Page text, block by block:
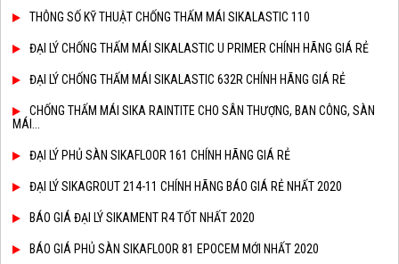
THÔNG SỐ KỸ THUẬT CHỐNG THẤM MÁI SIKALASTIC 110
ĐẠI LÝ CHỐNG THẤM MÁI SIKALASTIC U PRIMER CHÍNH HÃNG GIÁ RẺ
ĐẠI LÝ CHỐNG THẤM MÁI SIKALASTIC 632R CHÍNH HÃNG GIÁ RẺ
CHỐNG THẤM MÁI SIKA RAINTITE CHO SÂN THƯỢNG, BAN CÔNG, SÀN
MÁI...
ĐẠI LÝ PHỦ SÀN SIKAFLOOR 161 CHÍNH HÃNG GIÁ RẺ
ĐẠI LÝ SIKAGROUT 214-11 CHÍNH HÃNG BÁO GIÁ RẺ NHẤT 2020
BÁO GIÁ ĐẠI LÝ SIKAMENT R4 TỐT NHẤT 2020
BÁO GIÁ PHỦ SÀN SIKAFLOOR 81 EPOCEM MỚI NHẤT 2020